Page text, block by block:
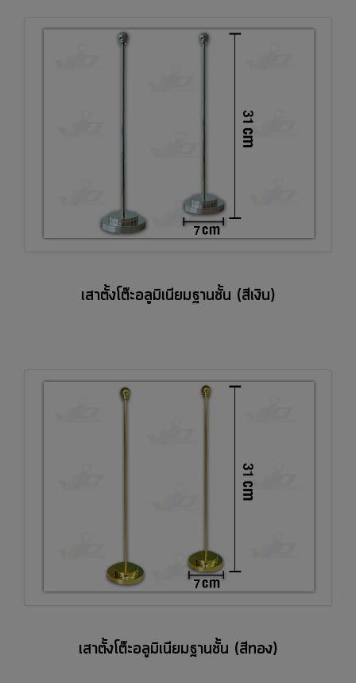
เสาตั้งโต๊ะอลูมิเนียมฐานชั้น (สีเงิน)
เสาตั้งโต๊ะอลูมิเนียมฐานชั้น (สีทอง)